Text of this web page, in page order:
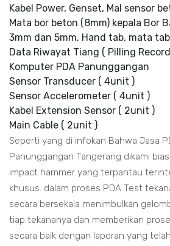
Kabel Power, Genset, Mal sensor
Mata bor beton (8mm) kepala Bor
3mm dan 5mm, Hand tab, mata
Data Riwayat Tiang ( Pilling
Komputer PDA Panunggangan
Sensor Transducer ( 4unit )
Sensor Accelerometer ( 4unit )
Kabel Extension Sensor ( 2unit )
Main Cable ( 2unit )
Seperti yang di infokan Bahwa Jasa
Panunggangan Tangerang dikami
impact hammer yang terpantau
khusus. dalam proses PDA Test
secara bersekala menimbulkan
tiap tekananya dan memberikan
secara baik dengan laporan yang